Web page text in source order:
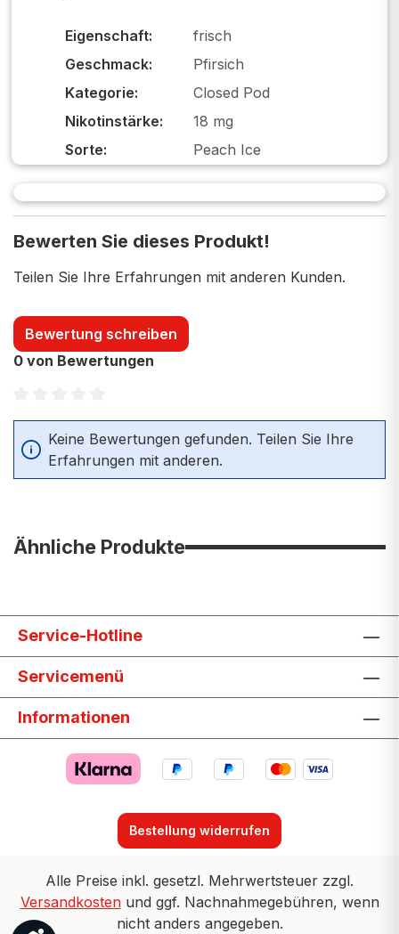
Eigenschaft:
frisch
Geschmack:
Pfirsich
Kategorie:
Closed Pod
Nikotinstärke:
18 mg
Sorte:
Peach Ice
Bewerten Sie dieses Produkt!
Teilen Sie Ihre Erfahrungen mit anderen Kunden.
Bewertung schreiben
0 von Bewertungen
Durchschnittliche Bewertung von 0 von 5 Sternen
Keine Bewertungen gefunden. Teilen Sie Ihre
Erfahrungen mit anderen.
Ähnliche Produkte
Service-Hotline
Servicemenü
Informationen
Bestellung widerrufen
Alle Preise inkl. gesetzl. Mehrwertsteuer zzgl.
Versandkostenund ggf. Nachnahmegebühren, wenn
nicht anders angegeben.